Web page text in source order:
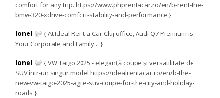
comfort for any trip. https://www.phprentacar.ro/en/b-rent-the-
bmw-320-xdrive-comfort-stability-and-performance }
Ionel
{ At Ideal Rent a Car Cluj office, Audi Q7 Premium is
Your Corporate and Family... }
Ionel
{ VW Taigo 2025 - eleganță coupe și versatilitate de
SUV într-un singur model https://idealrentacar.ro/en/b-the-
new-vw-taigo-2025-agile-suv-coupe-for-the-city-and-holiday-
roads }